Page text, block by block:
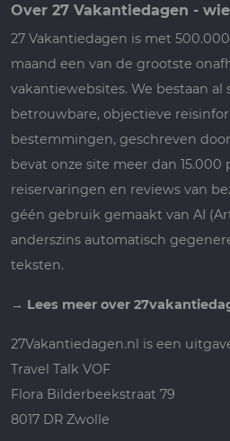
Over 27 Vakantiedagen -
27 Vakantiedagen is met
maand een van de grootste
vakantiewebsites. We bestaan al
betrouwbare, objectieve
bestemmingen, geschreven
bevat onze site meer dan 15.000
reiservaringen en reviews van
géén gebruik gemaakt van AI
anderszins automatisch
teksten.
→ Lees meer over
27Vakantiedagen.nl is een
Travel Talk VOF
Flora Bilderbeekstraat 79
8017 DR Zwolle